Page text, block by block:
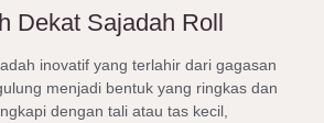
Dekat Sajadah Roll
inovatif yang terlahir dari gagasan
menjadi bentuk yang ringkas dan
dengan tali atau tas kecil,